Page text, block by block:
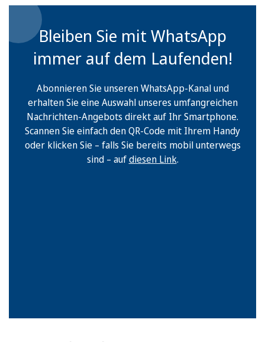
Bleiben Sie mit WhatsApp
immer auf dem Laufenden!
Abonnieren Sie unseren WhatsApp-Kanal und
erhalten Sie eine Auswahl unseres umfangreichen
Nachrichten-Angebots direkt auf Ihr Smartphone.
Scannen Sie einfach den QR-Code mit Ihrem Handy
oder klicken Sie – falls Sie bereits mobil unterwegs
sind – aufdiesen Link.